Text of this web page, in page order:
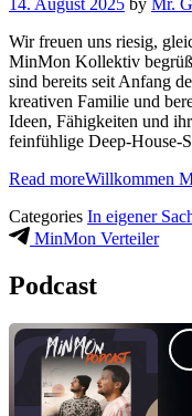
14. August 2025 by Mr.
Wir freuen uns riesig,
MinMon Kollektiv
sind bereits seit Anfang
kreativen Familie und
Ideen, Fähigkeiten und
feinfühlige Deep-House-
Read moreWillkommen
Categories In eigener
MinMon Verteiler
Podcast